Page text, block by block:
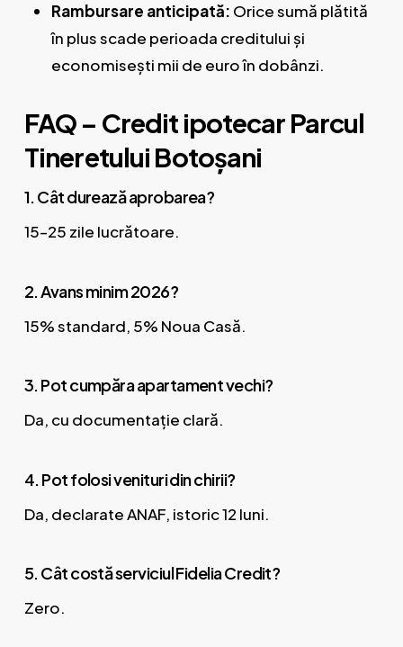
Rambursare anticipată: Orice sumă plătită
în plus scade perioada creditului și
economisești mii de euro în dobânzi.
FAQ – Credit ipotecar Parcul
Tineretului Botoșani
1. Cât durează aprobarea?
15–25 zile lucrătoare.
2. Avans minim 2026?
15% standard, 5% Noua Casă.
3. Pot cumpăra apartament vechi?
Da, cu documentație clară.
4. Pot folosi venituri din chirii?
Da, declarate ANAF, istoric 12 luni.
5. Cât costă serviciul Fidelia Credit?
Zero.